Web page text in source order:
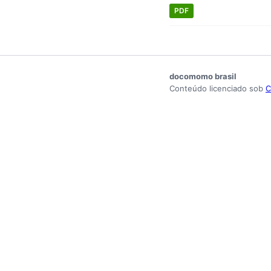
PDF
docomomo brasil
Conteúdo licenciado sob